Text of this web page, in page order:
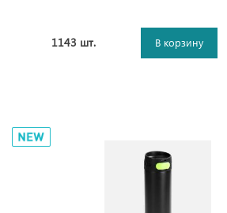
1143 шт. В корзину